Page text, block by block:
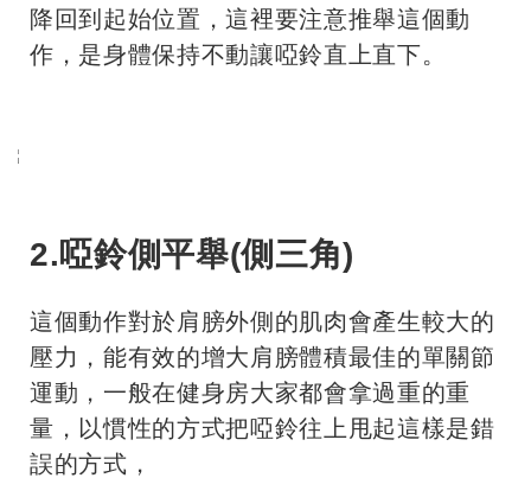
降回到起始位置，這裡要注意推舉這個動
作，是身體保持不動讓啞鈴直上直下。
2.啞鈴側平舉(側三角)
這個動作對於肩膀外側的肌肉會產生較大的
壓力，能有效的增大肩膀體積最佳的單關節
運動，一般在健身房大家都會拿過重的重
量，以慣性的方式把啞鈴往上甩起這樣是錯
誤的方式，